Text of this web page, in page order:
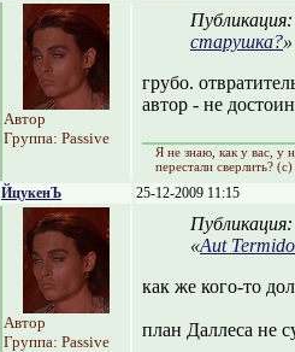
Автор
Группа: Passive
старушка?»
грубо.
автор - не
Я не знаю, как y вас, y
перестали сверлить? (с)
ЙцукенЪ 25-12-2009 11:15
Автор
Группа: Passive
«Aut
как же кого-то
план Даллеса не